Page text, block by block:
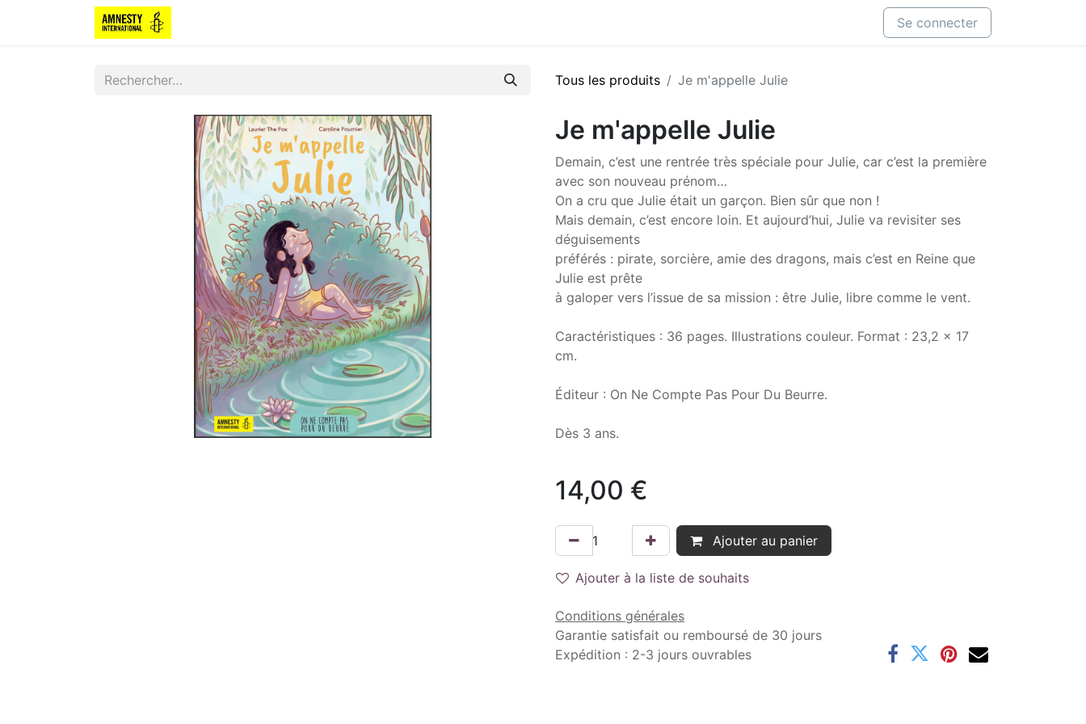
Se connecter
Tous les produits Je m'appelle Julie
Je m'appelle Julie
Demain, c’est une rentrée très spéciale pour Julie, car c’est la première
avec son nouveau prénom…
On a cru que Julie était un garçon. Bien sûr que non !
Mais demain, c’est encore loin. Et aujourd’hui, Julie va revisiter ses
déguisements
préférés : pirate, sorcière, amie des dragons, mais c’est en Reine que
Julie est prête
à galoper vers l’issue de sa mission : être Julie, libre comme le vent.
Caractéristiques : 36 pages. Illustrations couleur. Format : 23,2 x 17
cm.
Éditeur : On Ne Compte Pas Pour Du Beurre.
Dès 3 ans.
14,00 €
Ajouter au panier
Ajouter à la liste de souhaits
Conditions générales
Garantie satisfait ou remboursé de 30 jours
Expédition : 2-3 jours ouvrables